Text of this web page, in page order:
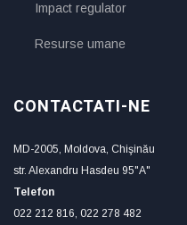
Impact regulator
Resurse umane
CONTACTATI-NE
MD-2005, Moldova, Chişinău
str. Alexandru Hasdeu 95"A"
Telefon
022 212 816, 022 278 482